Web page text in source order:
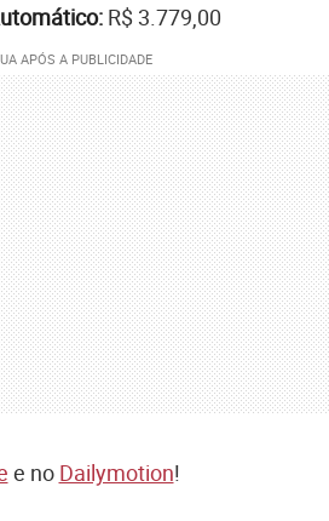
R$ 3.779,00
e no Dailymotion!